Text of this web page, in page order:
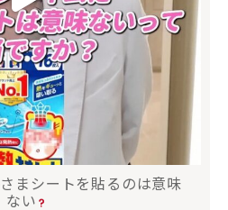
まシートを貼るのは意味
ない